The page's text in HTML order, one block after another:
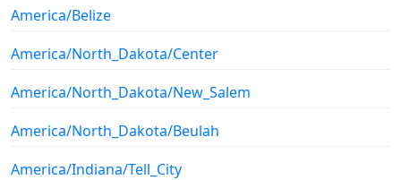
America/Belize
America/North_Dakota/Center
America/North_Dakota/New_Salem
America/North_Dakota/Beulah
America/Indiana/Tell_City